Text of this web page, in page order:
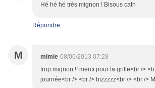
Hé hé hé très mignon ! Bisous cath
Répondre
M mimie 08/06/2013 07:28
trop mignon !! merci pour la grille<br />
journée<br /> <br /> bizzzzz<br /> <br />